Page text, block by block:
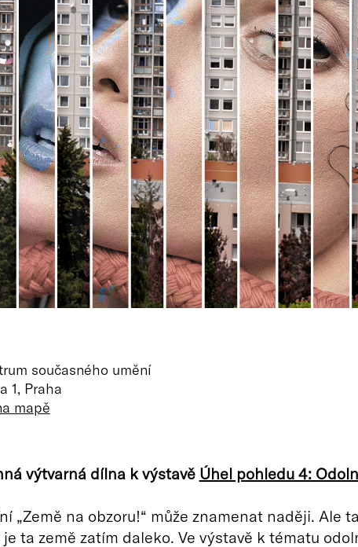
současného umění
1, Praha
mapě
výtvarná dílna k výstavě Úhel pohledu 4:
„Země na obzoru!“ může znamenat naději. Ale
je ta země zatím daleko. Ve výstavě k tématu